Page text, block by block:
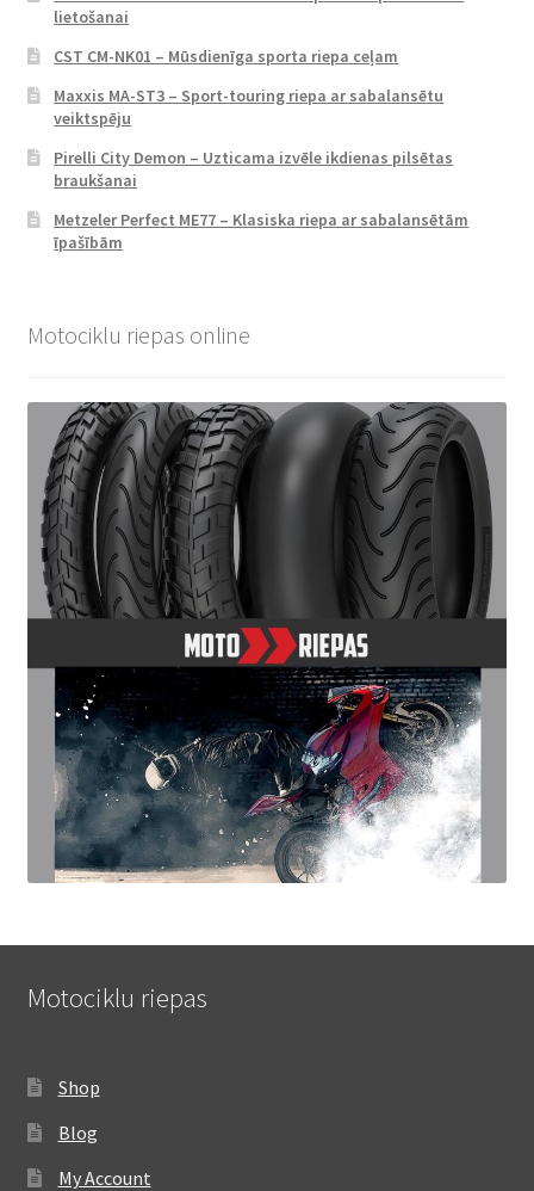
lietošanai
CST CM-NK01 – Mūsdienīga sporta riepa ceļam
Maxxis MA-ST3 – Sport-touring riepa ar sabalansētu
veiktspēju
Pirelli City Demon – Uzticama izvēle ikdienas pilsētas
braukšanai
Metzeler Perfect ME77 – Klasiska riepa ar sabalansētām
īpašībām
Motociklu riepas online
Motociklu riepas
Shop
Blog
My Account